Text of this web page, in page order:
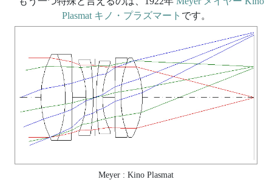
Plasmat キノ・プラズマート です。
Meyer : Kino Plasmat